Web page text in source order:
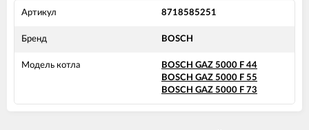
Артикул 8718585251
Бренд BOSCH
Модель котла
BOSCH GAZ 5000 F 44
BOSCH GAZ 5000 F 55
BOSCH GAZ 5000 F 73